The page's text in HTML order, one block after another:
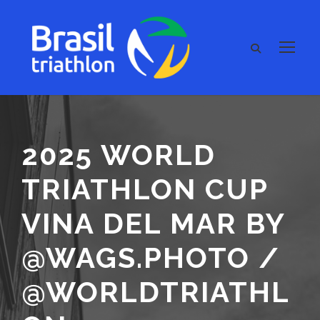
2025 WORLD
TRIATHLON CUP
VINA DEL MAR BY
@WAGS.PHOTO /
@WORLDTRIATHL